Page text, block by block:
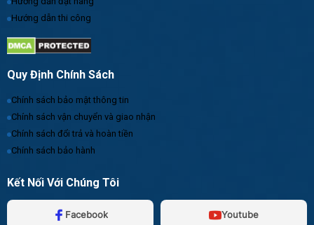
Hướng dẫn thi công
Quy Định Chính Sách
Chính sách bảo mật thông tin
Chính sách vận chuyển và giao nhận
Chính sách đổi trả và hoàn tiền
Chính sách bảo hành
Kết Nối Với Chúng Tôi
Facebook Youtube